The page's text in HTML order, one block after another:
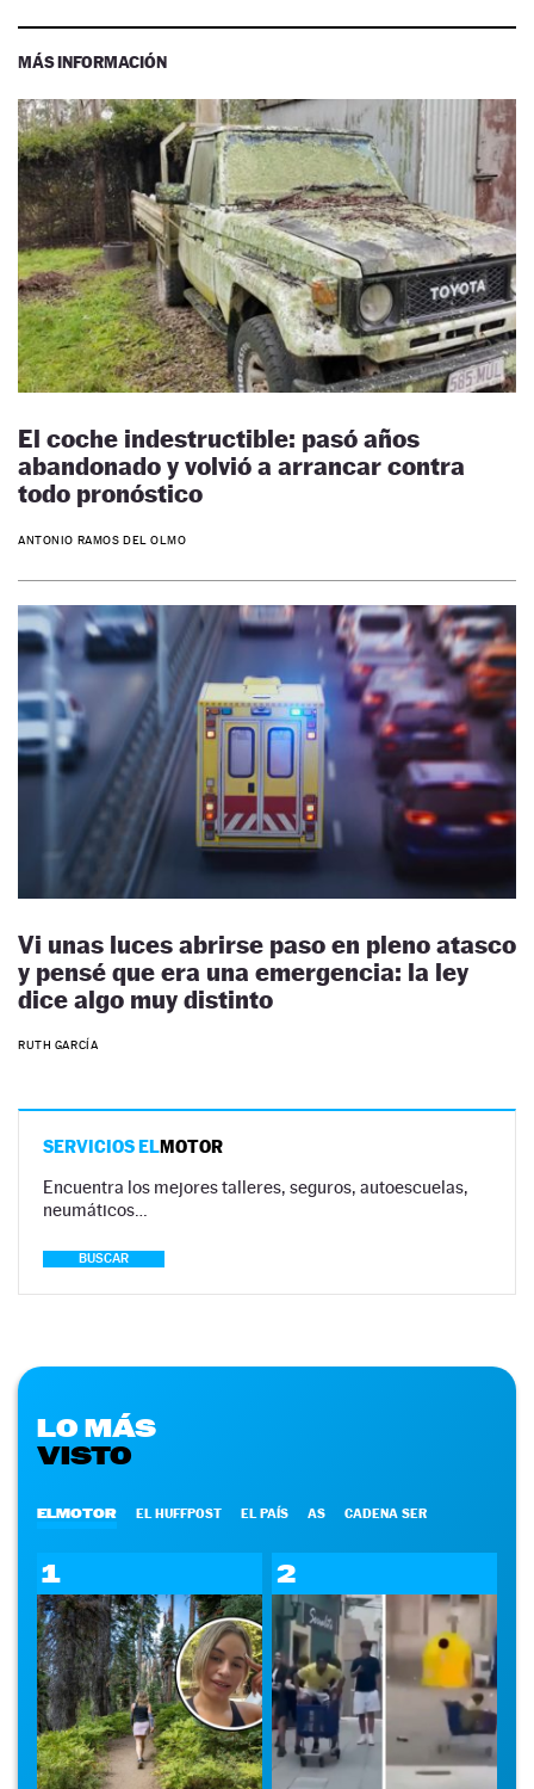
MÁS INFORMACIÓN
El coche indestructible: pasó años
abandonado y volvió a arrancar contra
todo pronóstico
ANTONIO RAMOS DEL OLMO
Vi unas luces abrirse paso en pleno atasco
y pensé que era una emergencia: la ley
dice algo muy distinto
RUTH GARCÍA
SERVICIOS ELMOTOR
Encuentra los mejores talleres, seguros, autoescuelas,
neumáticos…
BUSCAR
LO MÁS
VISTO
ELMOTOR EL HUFFPOST EL PAÍS AS CADENA SER
1 2